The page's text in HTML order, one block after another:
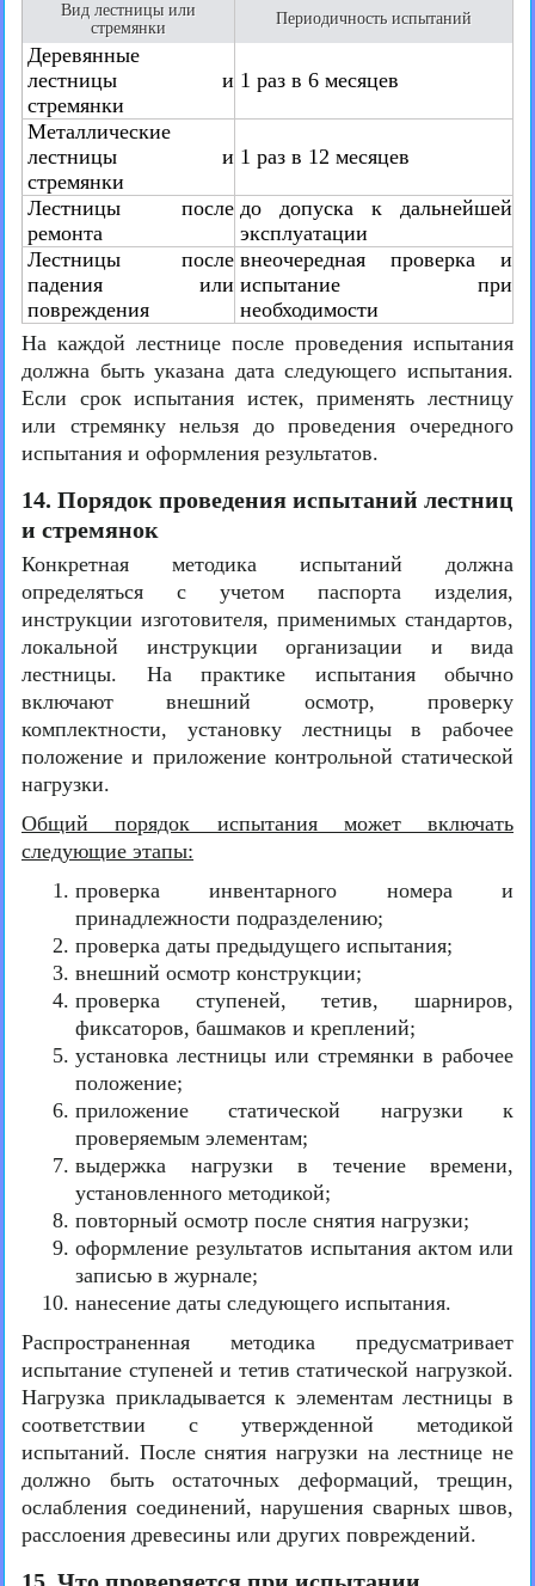
Вид лестницы или
стремянки
Периодичность испытаний
Деревянные
лестницы и
стремянки
1 раз в 6 месяцев
Металлические
лестницы и
стремянки
1 раз в 12 месяцев
Лестницы после
ремонта
до допуска к дальнейшей
эксплуатации
Лестницы после
падения или
повреждения
внеочередная проверка и
испытание при
необходимости
На каждой лестнице после проведения испытания
должна быть указана дата следующего испытания.
Если срок испытания истек, применять лестницу
или стремянку нельзя до проведения очередного
испытания и оформления результатов.
14. Порядок проведения испытаний лестниц
и стремянок
Конкретная методика испытаний должна
определяться с учетом паспорта изделия,
инструкции изготовителя, применимых стандартов,
локальной инструкции организации и вида
лестницы. На практике испытания обычно
включают внешний осмотр, проверку
комплектности, установку лестницы в рабочее
положение и приложение контрольной статической
нагрузки.
Общий порядок испытания может включать
следующие этапы:
проверка инвентарного номера и
принадлежности подразделению;
проверка даты предыдущего испытания;
внешний осмотр конструкции;
проверка ступеней, тетив, шарниров,
фиксаторов, башмаков и креплений;
установка лестницы или стремянки в рабочее
положение;
приложение статической нагрузки к
проверяемым элементам;
выдержка нагрузки в течение времени,
установленного методикой;
повторный осмотр после снятия нагрузки;
оформление результатов испытания актом или
записью в журнале;
нанесение даты следующего испытания.
Распространенная методика предусматривает
испытание ступеней и тетив статической нагрузкой.
Нагрузка прикладывается к элементам лестницы в
соответствии с утвержденной методикой
испытаний. После снятия нагрузки на лестнице не
должно быть остаточных деформаций, трещин,
ослабления соединений, нарушения сварных швов,
расслоения древесины или других повреждений.